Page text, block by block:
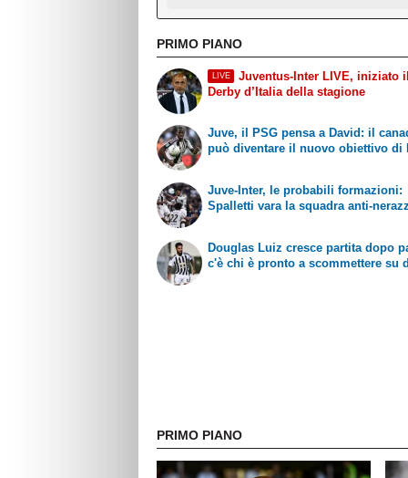
PRIMO PIANO
LIVE
Juventus-Inter LIVE, iniziato
Derby d’Italia della stagione
Juve, il PSG pensa a David: il
può diventare il nuovo obiettivo di
Juve-Inter, le probabili formazioni:
Spalletti vara la squadra anti-
Douglas Luiz cresce partita dopo
c'è chi è pronto a scommettere su
PRIMO PIANO